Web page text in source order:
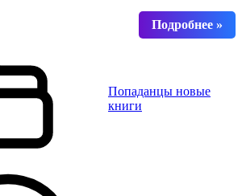
Попаданцы новые
книги